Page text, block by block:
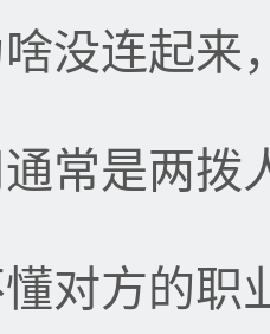
没连起来
常是两拨
对方的职